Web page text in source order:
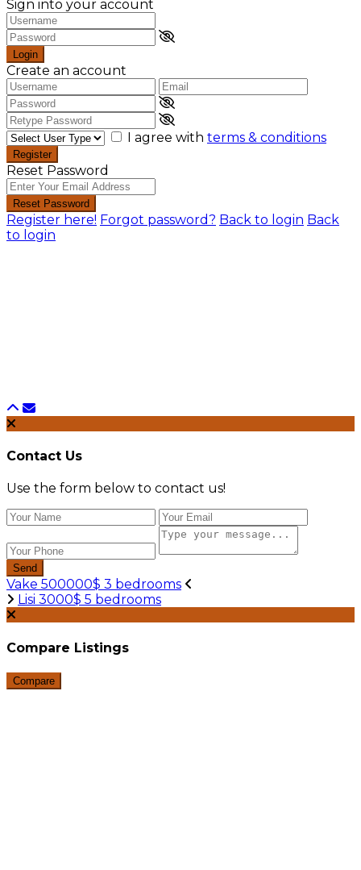
Sign into your account
Login
Create an account
I agree with terms & conditions
Register
Reset Password
Reset Password
Register here! Forgot password? Back to login Back
to login
Contact Us
Use the form below to contact us!
Send
Vake 500000$ 3 bedrooms
Lisi 3000$ 5 bedrooms
Compare Listings
Compare